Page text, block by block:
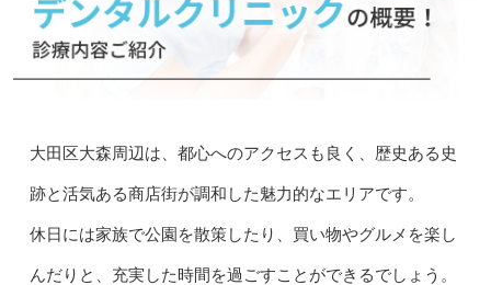
大田区大森周辺は、都心へのアクセスも良く、歴史ある史
跡と活気ある商店街が調和した魅力的なエリアです。
休日には家族で公園を散策したり、買い物やグルメを楽し
んだりと、充実した時間を過ごすことができるでしょう。